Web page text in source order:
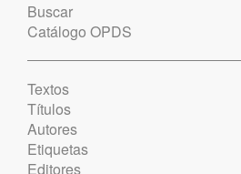
Buscar
Catálogo OPDS
Textos
Títulos
Autores
Etiquetas
Editores